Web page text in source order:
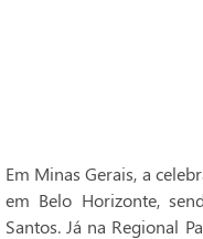
Em Minas Gerais, a
em Belo Horizonte,
Santos. Já na Regional